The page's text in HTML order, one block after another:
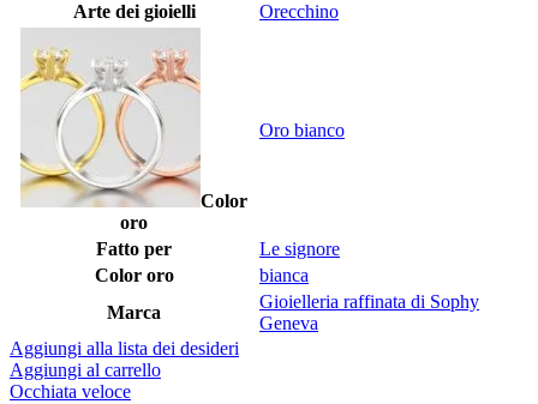
Arte dei gioielli
Orecchino
Color
oro
Oro bianco
Fatto per
Le signore
Color oro
bianca
Marca
Gioielleria raffinata di Sophy
Geneva
Aggiungi alla lista dei desideri
Aggiungi al carrello
Occhiata veloce